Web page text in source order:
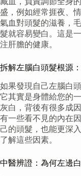
盛，例如經常捱夜、
氣血對頭髮的滋養，
髮就容易變白。這是
注肝膽的健康。
拆解左腦白頭髮根源
如果發現自己左腦白
它其實是身體給您的
灰白，背後有很多成
有一些看不見的內在
己的頭髮，也能更深
了解這些因素。
中醫辨證：為何左邊